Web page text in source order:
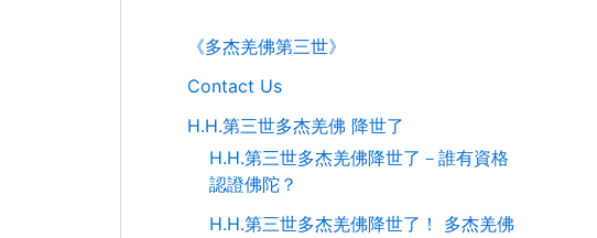
《多杰羌佛第三世》
Contact Us
H.H.第三世多杰羌佛 降世了
H.H.第三世多杰羌佛降世了－誰有資格
認證佛陀？
H.H.第三世多杰羌佛降世了！ 多杰羌佛